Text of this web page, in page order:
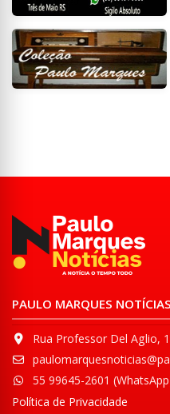
PAULO MARQUES NOTÍCIAS
Rua Professor Del Aglio,
55 99645-2601
Política de Privacidade